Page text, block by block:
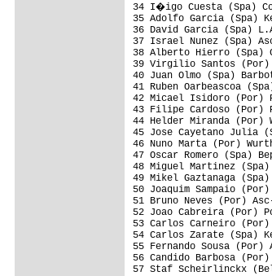
34 I�igo Cuesta
35 Adolfo Garcia
36 David Garcia
37 Israel Nunez (Spa)
38 Alberto Hierro
39 Virgilio Santos
40 Juan Olmo (Spa)
41 Ruben
42 Micael Isidoro (Por)
43 Filipe Cardoso (Por)
44 Helder Miranda
45 Jose Cayetano Julia
46 Nuno Marta (Por)
47 Oscar Romero
48 Miguel Martinez
49 Mikel Gaztanaga
50 Joaquim Sampaio
51 Bruno Neves (Por)
52 Joao Cabreira (Por)
53 Carlos Carneiro
54 Carlos Zarate
55 Fernando Sousa
56 Candido Barbosa
57 Staf Scheirlinckx